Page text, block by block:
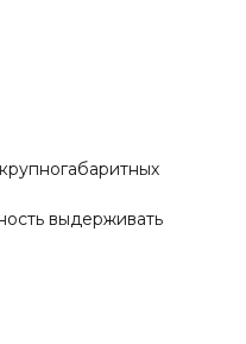
выдерживать